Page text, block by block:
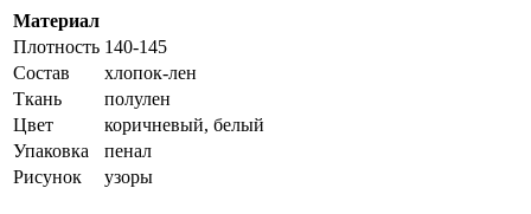
Материал
Плотность 140-145
Состав
хлопок-лен
Ткань
полулен
Цвет
коричневый, белый
Упаковка
пенал
Рисунок
узоры